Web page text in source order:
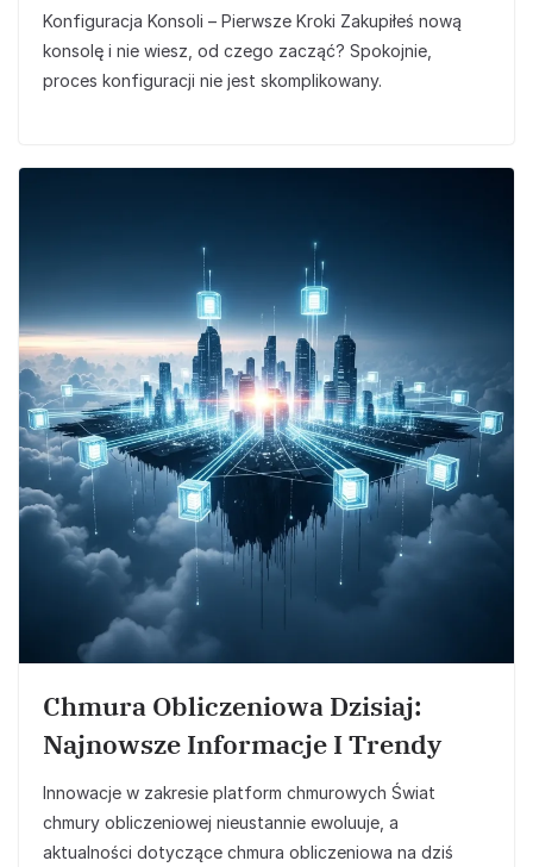
Konfiguracja Konsoli – Pierwsze Kroki Zakupiłeś nową
konsolę i nie wiesz, od czego zacząć? Spokojnie,
proces konfiguracji nie jest skomplikowany.
Chmura Obliczeniowa Dzisiaj:
Najnowsze Informacje I Trendy
Innowacje w zakresie platform chmurowych Świat
chmury obliczeniowej nieustannie ewoluuje, a
aktualności dotyczące chmura obliczeniowa na dziś